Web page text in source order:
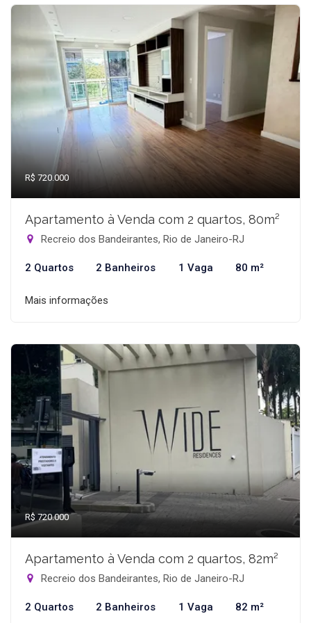
R$ 720.000
Apartamento à Venda com 2 quartos, 80m²
Recreio dos Bandeirantes, Rio de Janeiro-RJ
2 Quartos 2 Banheiros 1 Vaga 80 m²
Mais informações
R$ 720.000
Apartamento à Venda com 2 quartos, 82m²
Recreio dos Bandeirantes, Rio de Janeiro-RJ
2 Quartos 2 Banheiros 1 Vaga 82 m²